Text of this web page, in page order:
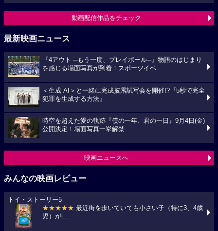
動画配信作品をチェック
最新映画ニュース
『4アウト ─もう一度、プレイボール─』物語のはじまり
を感じる場面写真が到着！スポーツイベ...
＜生成 AI＞と一緒に完成披露試写会を開催!?『5秒で完全
犯罪を生成する方法』
時空を超えた愛の軌跡『僕の一年、君の一日』9月4日(金)
公開決定！場面写真一挙解禁
映画ニュースへ
みんなの映画レビュー
トイ・ストーリー5
★★★★★ 最近街を歩いていても小さい子（特に3、4歳
児）がi...